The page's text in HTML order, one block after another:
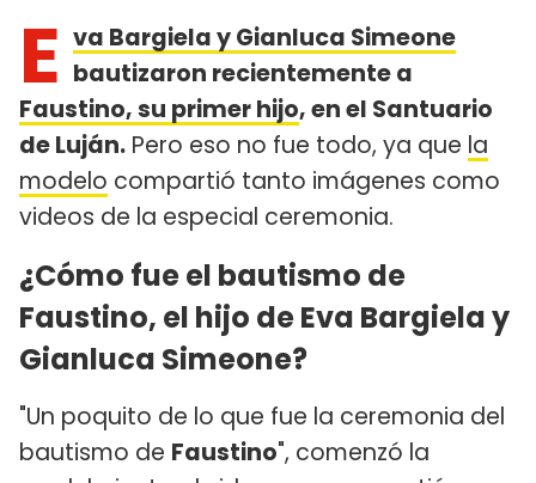
E va Bargiela y Gianluca Simeone
bautizaron recientemente a
Faustino, su primer hijo, en el Santuario
de Luján. Pero eso no fue todo, ya que la
modelo compartió tanto imágenes como
videos de la especial ceremonia.
¿Cómo fue el bautismo de
Faustino, el hijo de Eva Bargiela y
Gianluca Simeone?
"Un poquito de lo que fue la ceremonia del
bautismo de Faustino", comenzó la